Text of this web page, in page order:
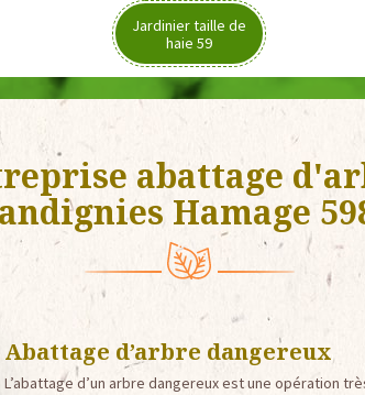
Jardinier taille de
haie 59
abattage
Hamage
Abattage d’arbre dangereux
L’abattage d’un arbre dangereux est une opération